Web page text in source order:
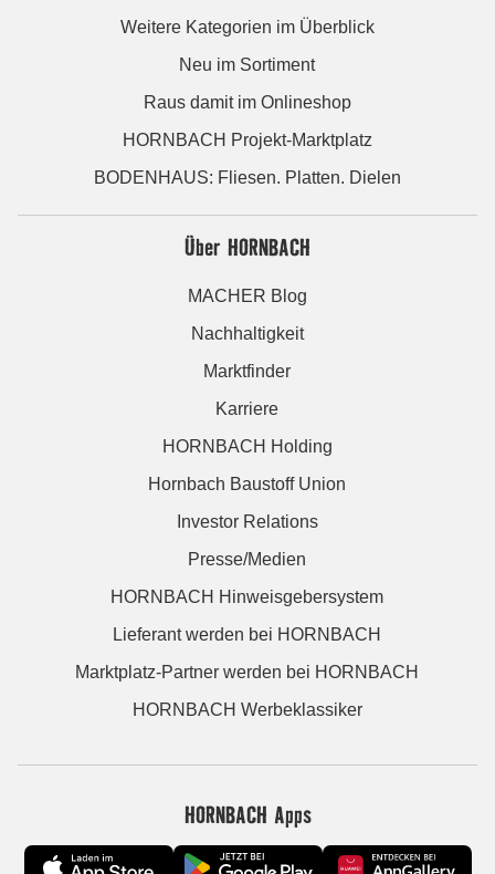
Weitere Kategorien im Überblick
Neu im Sortiment
Raus damit im Onlineshop
HORNBACH Projekt-Marktplatz
BODENHAUS: Fliesen. Platten. Dielen
Über HORNBACH
MACHER Blog
Nachhaltigkeit
Marktfinder
Karriere
HORNBACH Holding
Hornbach Baustoff Union
Investor Relations
Presse/Medien
HORNBACH Hinweisgebersystem
Lieferant werden bei HORNBACH
Marktplatz-Partner werden bei HORNBACH
HORNBACH Werbeklassiker
HORNBACH Apps